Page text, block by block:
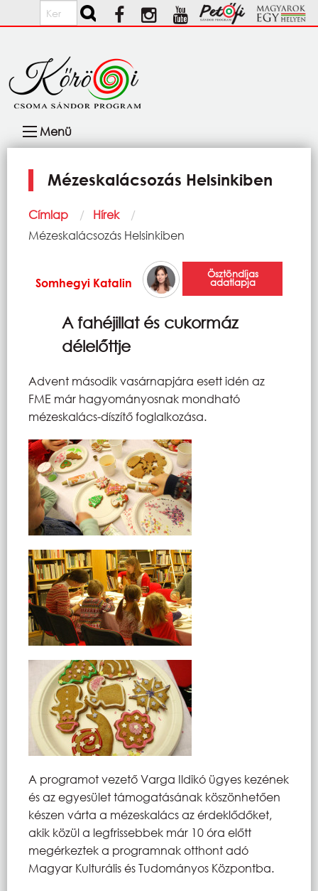
Ugrás a tartalomra
Keresés
navigáció
Menü
Mézeskalácsozás Helsinkiben
Morzsa
Címlap
Hírek
Current:
Mézeskalácsozás Helsinkiben
Somhegyi Katalin
Ösztöndíjas
adatlapja
A fahéjillat és cukormáz
délelőttje
Advent második vasárnapjára esett idén az
FME már hagyományosnak mondható
mézeskalács-díszítő foglalkozása.
A programot vezető Varga Ildikó ügyes kezének
és az egyesület támogatásának köszönhetően
készen várta a mézeskalács az érdeklődőket,
akik közül a legfrissebbek már 10 óra előtt
megérkeztek a programnak otthont adó
Magyar Kulturális és Tudományos Központba.